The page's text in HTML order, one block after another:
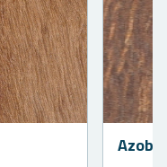
Azobe